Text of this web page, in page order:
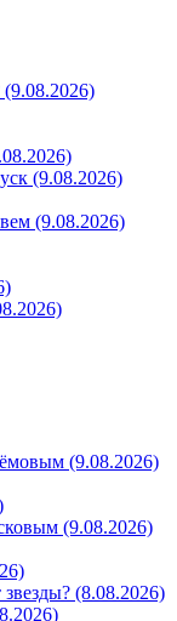
(9.08.2026)
(9.08.2026)
(9.08.2026)
(9.08.2026)
(8.08.2026)